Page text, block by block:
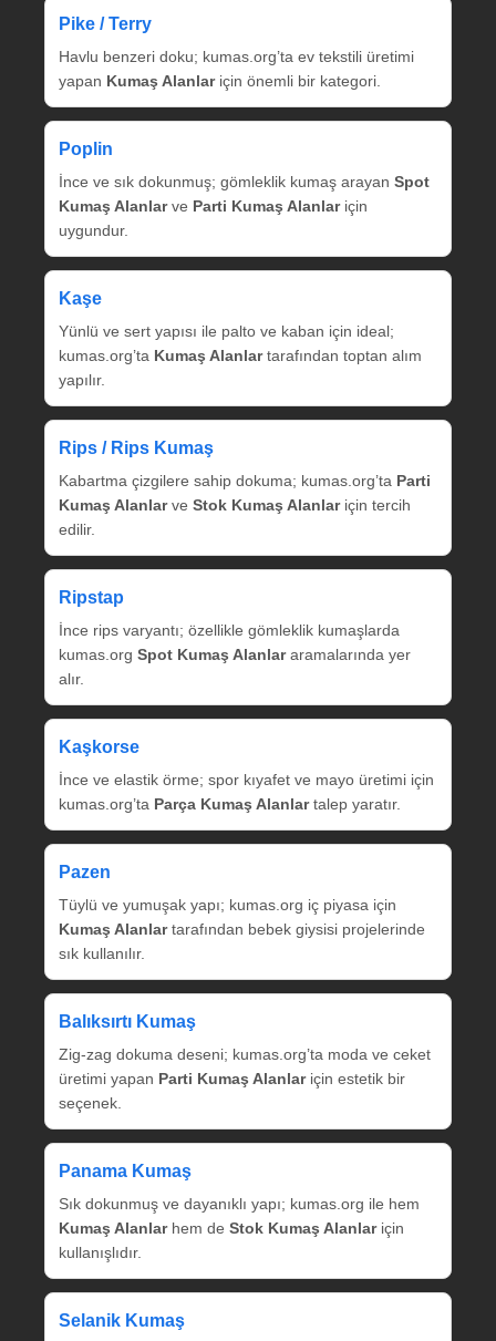
Pike / Terry
Havlu benzeri doku; kumas.org’ta ev tekstili üretimi
yapan Kumaş Alanlariçin önemli bir kategori.
Poplin
İnce ve sık dokunmuş; gömleklik kumaş arayan Spot
Kumaş Alanlarve Parti Kumaş Alanlariçin
uygundur.
Kaşe
Yünlü ve sert yapısı ile palto ve kaban için ideal;
kumas.org’ta Kumaş Alanlartarafından toptan alım
yapılır.
Rips / Rips Kumaş
Kabartma çizgilere sahip dokuma; kumas.org’ta Parti
Kumaş Alanlarve Stok Kumaş Alanlariçin tercih
edilir.
Ripstap
İnce rips varyantı; özellikle gömleklik kumaşlarda
kumas.org Spot Kumaş Alanlararamalarında yer
alır.
Kaşkorse
İnce ve elastik örme; spor kıyafet ve mayo üretimi için
kumas.org’ta Parça Kumaş Alanlartalep yaratır.
Pazen
Tüylü ve yumuşak yapı; kumas.org iç piyasa için
Kumaş Alanlartarafından bebek giysisi projelerinde
sık kullanılır.
Balıksırtı Kumaş
Zig‑zag dokuma deseni; kumas.org’ta moda ve ceket
üretimi yapan Parti Kumaş Alanlariçin estetik bir
seçenek.
Panama Kumaş
Sık dokunmuş ve dayanıklı yapı; kumas.org ile hem
Kumaş Alanlarhem de Stok Kumaş Alanlariçin
kullanışlıdır.
Selanik Kumaş